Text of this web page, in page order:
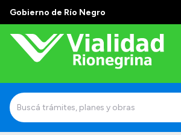
Gobierno de Río Negro